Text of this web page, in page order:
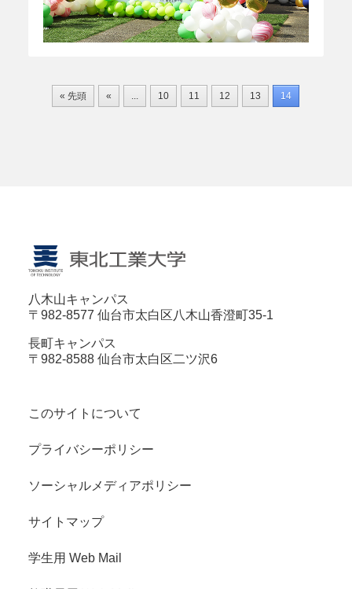
« 先頭 « ... 10 11 12 13 14
八木山キャンパス
〒982-8577 仙台市太白区八木山香澄町35-1
長町キャンパス
〒982-8588 仙台市太白区二ツ沢6
このサイトについて
プライバシーポリシー
ソーシャルメディアポリシー
サイトマップ
学生用 Web Mail